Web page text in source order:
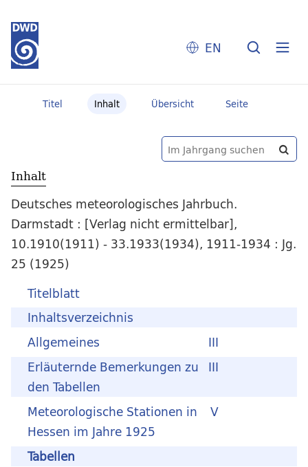
EN
Titel Inhalt Übersicht Seite
Inhalt
Deutsches meteorologisches Jahrbuch.
Darmstadt : [Verlag nicht ermittelbar],
10.1910(1911) - 33.1933(1934), 1911-1934 : Jg.
25 (1925)
Titelblatt
Inhaltsverzeichnis
III
Allgemeines
III
Erläuternde Bemerkungen zu
den Tabellen
V
Meteorologische Stationen in
Hessen im Jahre 1925
Tabellen